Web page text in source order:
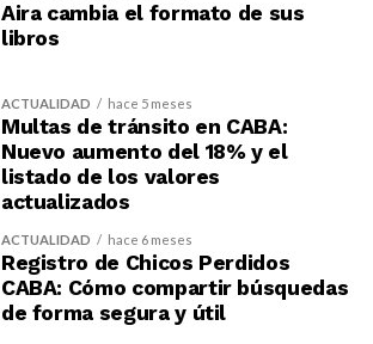
Aira cambia el formato de sus
libros
ACTUALIDAD hace 5 meses
Multas de tránsito en CABA:
Nuevo aumento del 18% y el
listado de los valores
actualizados
ACTUALIDAD hace 6 meses
Registro de Chicos Perdidos
CABA: Cómo compartir búsquedas
de forma segura y útil